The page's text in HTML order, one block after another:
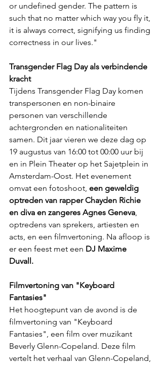
or undefined gender. The pattern is
such that no matter which way you fly it,
it is always correct, signifying us finding
correctness in our lives."
Transgender Flag Day als verbindende
kracht
Tijdens Transgender Flag Day komen
transpersonen en non-binaire
personen van verschillende
achtergronden en nationaliteiten
samen. Dit jaar vieren we deze dag op
19 augustus van 16:00 tot 00:00 uur bij
en in Plein Theater op het Sajetplein in
Amsterdam-Oost. Het evenement
omvat een fotoshoot, een geweldig
optreden van rapper Chayden Richie
en diva en zangeres Agnes Geneva,
optredens van sprekers, artiesten en
acts, en een filmvertoning. Na afloop is
er een feest met een DJ Maxime
Duvall.
Filmvertoning van "Keyboard
Fantasies"
Het hoogtepunt van de avond is de
filmvertoning van "Keyboard
Fantasies", een film over muzikant
Beverly Glenn-Copeland. Deze film
vertelt het verhaal van Glenn-Copeland,